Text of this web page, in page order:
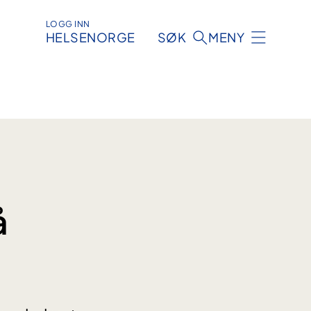
LOGG INN
HELSENORGE SØK MENY